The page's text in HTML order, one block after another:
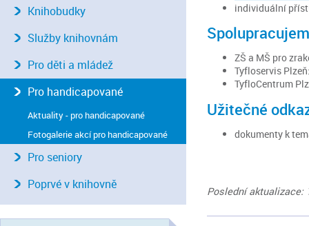
individuální
ZŠ a MŠ pro
Tyfloservis
TyfloCentrum
Užitečné
dokumenty k
Poslední aktualizace:
Knihobudky
Služby knihovnám
Pro děti a mládež
Pro handicapované
Aktuality - pro handicapované
Fotogalerie akcí pro handicapované
Pro seniory
Poprvé v knihovně